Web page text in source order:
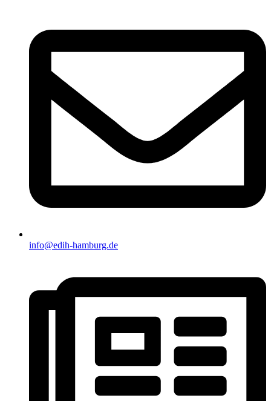
info@edih-hamburg.de